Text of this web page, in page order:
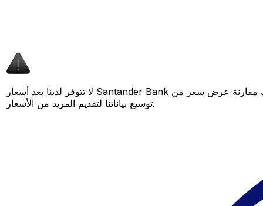
لا تتوفر لدينا بعد أسعار Santander Bank لهذا الزوج من العملات، لكن لا يزال بإمكانك مقارنة عرض سعر من Santander Bank بسعر Xe المباشر لمعرفة التوفير المحتمل. عد لاحقًا، فنحن نعمل باستمرار على
توسيع بياناتنا لتقديم المزيد من الأسعار.